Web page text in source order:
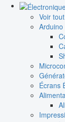
Voir
Arduino
Écrans